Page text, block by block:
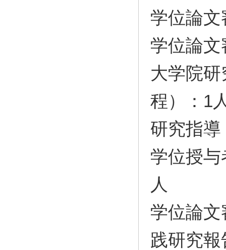
学位論
学位論
大学院
程）：1
研究指
学位授
人
学位論
践研究